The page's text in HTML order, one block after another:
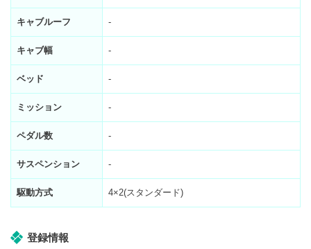
キャブルーフ -
キャブ幅 -
ベッド -
ミッション -
ペダル数 -
サスペンション -
駆動方式 4×2(スタンダード)
登録情報